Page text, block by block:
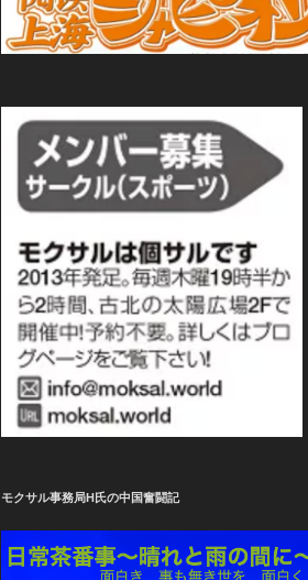
モクサル事務局H氏の中国奮闘記